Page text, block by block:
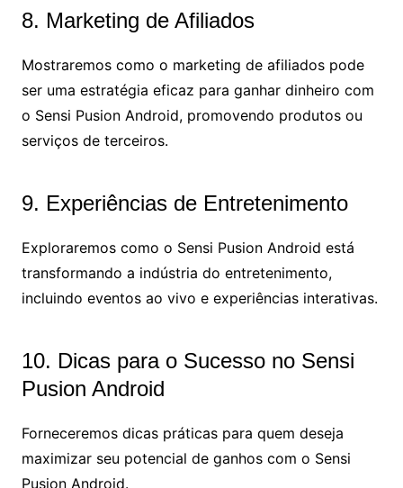
8. Marketing de Afiliados
Mostraremos como o marketing de afiliados pode
ser uma estratégia eficaz para ganhar dinheiro com
o Sensi Pusion Android, promovendo produtos ou
serviços de terceiros.
9. Experiências de Entretenimento
Exploraremos como o Sensi Pusion Android está
transformando a indústria do entretenimento,
incluindo eventos ao vivo e experiências interativas.
10. Dicas para o Sucesso no Sensi
Pusion Android
Forneceremos dicas práticas para quem deseja
maximizar seu potencial de ganhos com o Sensi
Pusion Android.